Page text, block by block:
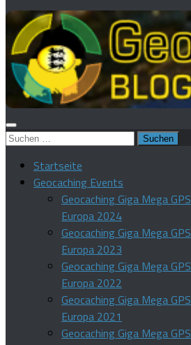
Suchen
Startseite
Geocaching Events
Geocaching Giga Mega
Europa 2024
Geocaching Giga Mega
Europa 2023
Geocaching Giga Mega
Europa 2022
Geocaching Giga Mega
Europa 2021
Geocaching Giga Mega